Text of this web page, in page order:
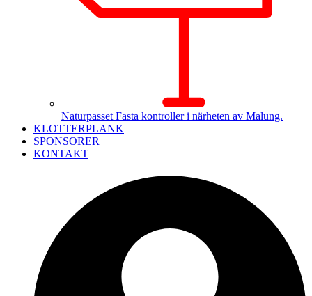
Naturpasset Fasta kontroller i närheten av Malung.
KLOTTERPLANK
SPONSORER
KONTAKT